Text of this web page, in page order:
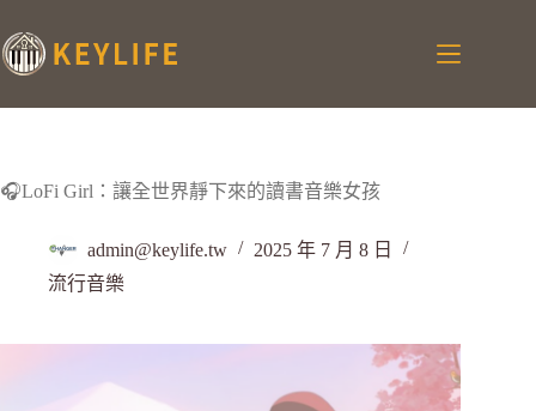
🎧LoFi Girl：讓全世界靜下來的讀書音樂女孩
admin@keylife.tw
2025 年 7 月 8 日
流行音樂